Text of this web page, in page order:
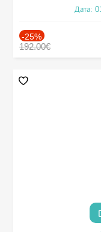
Дата:
-25%
192.00€